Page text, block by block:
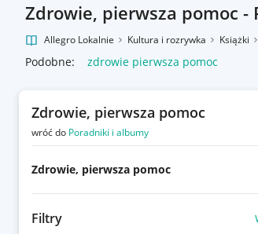
Zdrowie, pierwsza pomoc
Allegro Lokalnie Kultura i rozrywka Książki
Podobne: zdrowie pierwsza pomoc
Zdrowie, pierwsza pomoc
wróć do Poradniki i albumy
Zdrowie, pierwsza pomoc
Filtry